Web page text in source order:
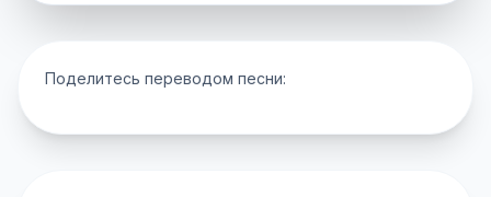
Поделитесь переводом песни: